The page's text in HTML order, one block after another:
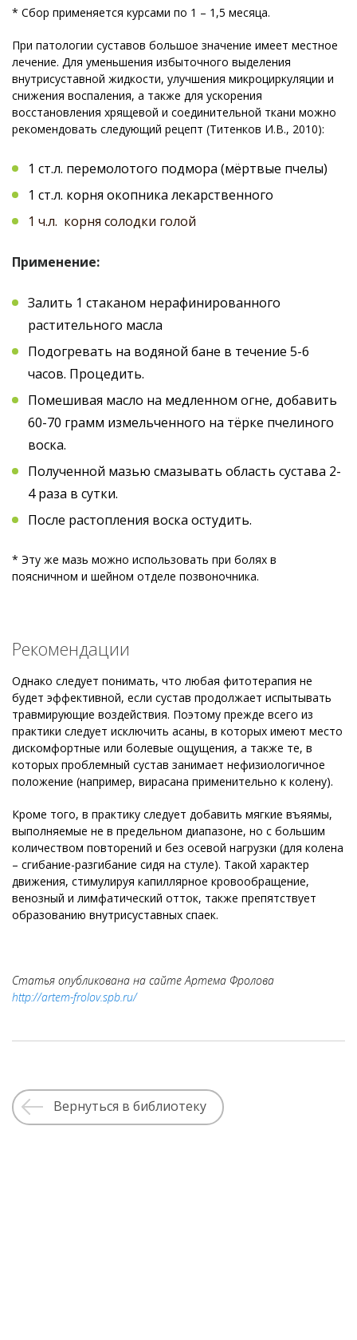
* Сбор применяется курсами по 1 – 1,5 месяца.
При патологии суставов большое значение имеет местное
лечение. Для уменьшения избыточного выделения
внутрисуставной жидкости, улучшения микроциркуляции и
снижения воспаления, а также для ускорения
восстановления хрящевой и соединительной ткани можно
рекомендовать следующий рецепт (Титенков И.В., 2010):
1 ст.л. перемолотого подмора (мёртвые пчелы)
1 ст.л. корня окопника лекарственного
1 ч.л. корня солодки голой
Применение:
Залить 1 стаканом нерафинированного
растительного масла
Подогревать на водяной бане в течение 5-6
часов. Процедить.
Помешивая масло на медленном огне, добавить
60-70 грамм измельченного на тёрке пчелиного
воска.
Полученной мазью смазывать область сустава 2-
4 раза в сутки.
После растопления воска остудить.
* Эту же мазь можно использовать при болях в
поясничном и шейном отделе позвоночника.
Рекомендации
Однако следует понимать, что любая фитотерапия не
будет эффективной, если сустав продолжает испытывать
травмирующие воздействия. Поэтому прежде всего из
практики следует исключить асаны, в которых имеют место
дискомфортные или болевые ощущения, а также те, в
которых проблемный сустав занимает нефизиологичное
положение (например, вирасана применительно к колену).
Кроме того, в практику следует добавить мягкие въяямы,
выполняемые не в предельном диапазоне, но с большим
количеством повторений и без осевой нагрузки (для колена
– сгибание-разгибание сидя на стуле). Такой характер
движения, стимулируя капиллярное кровообращение,
венозный и лимфатический отток, также препятствует
образованию внутрисуставных спаек.
Статья опубликована на сайте Артема Фролова
http://artem-frolov.spb.ru/
Вернуться в библиотеку